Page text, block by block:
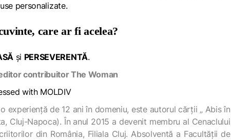
personalizate.
care ar fi acelea?
și PERSEVERENTĂ.
contribuitor The Woman
experiență de 12 ani în domeniu, este autorul cărții „ Abis în
Cluj-Napoca). În anul 2015 a devenit membru al Cenaclului
din România, Filiala Cluj. Absolventă a Facultății de